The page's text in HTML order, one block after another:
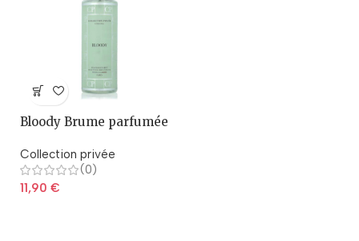
Bloody Brume parfumée
Collection privée
(0)
11,90 €